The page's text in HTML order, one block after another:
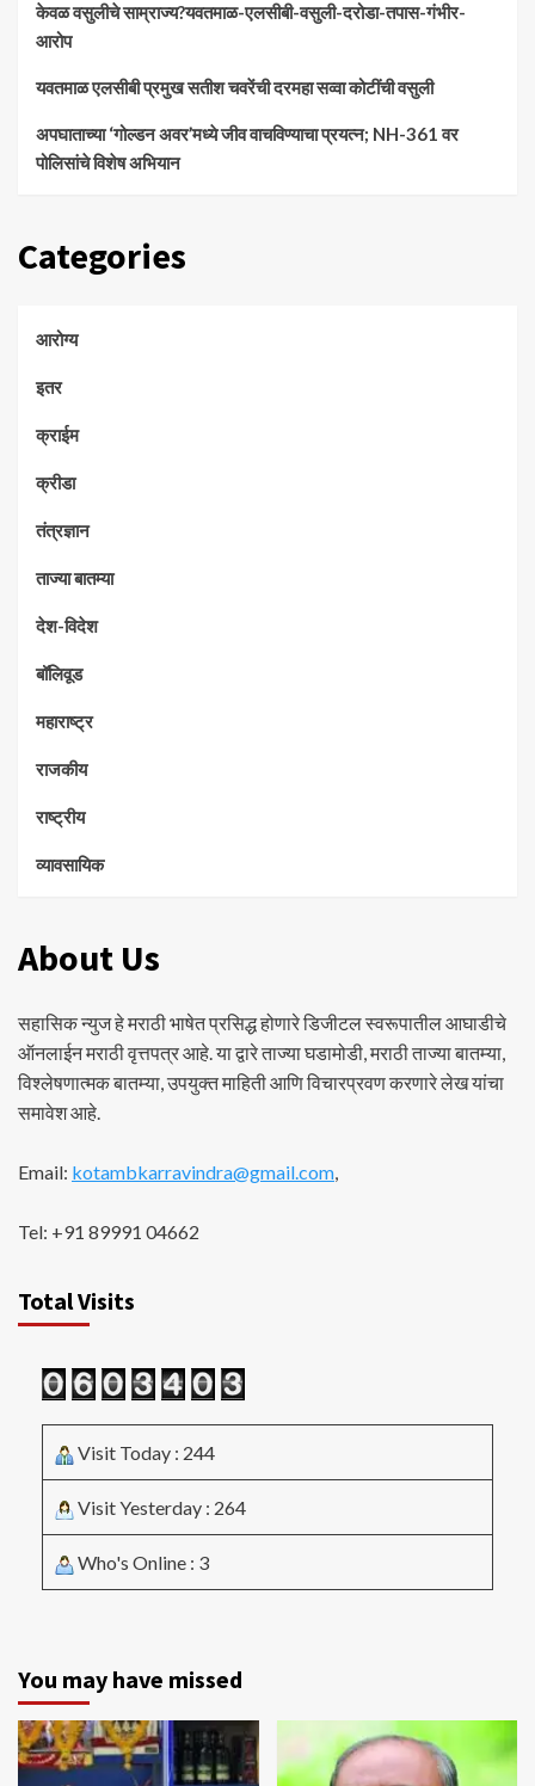
केवळ वसुलीचे साम्राज्य?यवतमाळ-एलसीबी-वसुली-दरोडा-तपास-गंभीर-
आरोप
यवतमाळ एलसीबी प्रमुख सतीश चवरेंची दरमहा सव्वा कोटींची वसुली
अपघाताच्या ‘गोल्डन अवर’मध्ये जीव वाचविण्याचा प्रयत्न; NH-361 वर
पोलिसांचे विशेष अभियान
Categories
आरोग्य
इतर
क्राईम
क्रीडा
तंत्रज्ञान
ताज्या बातम्या
देश-विदेश
बॉलिवूड
महाराष्ट्र
राजकीय
राष्ट्रीय
व्यावसायिक
About Us
सहासिक न्युज हे मराठी भाषेत प्रसिद्ध होणारे डिजीटल स्वरूपातील आघाडीचे
ऑनलाईन मराठी वृत्तपत्र आहे. या द्वारे ताज्या घडामोडी, मराठी ताज्या बातम्या,
विश्लेषणात्मक बातम्या, उपयुक्त माहिती आणि विचारप्रवण करणारे लेख यांचा
समावेश आहे.
Email: kotambkarravindra@gmail.com,
Tel: +91 89991 04662
Total Visits
Visit Today : 244
Visit Yesterday : 264
Who's Online : 3
You may have missed